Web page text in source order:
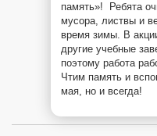
память»! Ребята
мусора, листвы и
время зимы. В
другие учебные
поэтому работа
Чтим память и
мая, но и всегда!